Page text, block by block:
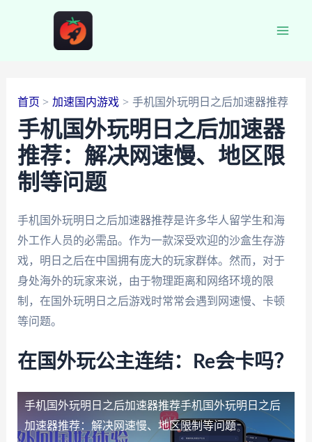
首页 加速国内游戏 手机国外玩明日之后加速器推荐
手机国外玩明日之后加速器
推荐：解决网速慢、地区限
制等问题
手机国外玩明日之后加速器推荐是许多华人留学生和海
外工作人员的必需品。作为一款深受欢迎的沙盒生存游
戏，明日之后在中国拥有庞大的玩家群体。然而，对于
身处海外的玩家来说，由于物理距离和网络环境的限
制，在国外玩明日之后游戏时常常会遇到网速慢、卡顿
等问题。
在国外玩公主连结：Re会卡吗？
手机国外玩明日之后加速器推荐手机国外玩明日之后
加速器推荐：解决网速慢、地区限制等问题